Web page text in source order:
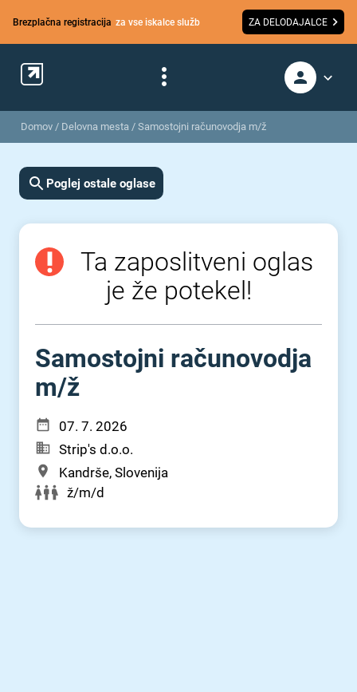
Brezplačna registracija za vse iskalce služb ZA DELODAJALCE
Domov / Delovna mesta / Samostojni računovodja m/ž
Poglej ostale oglase
Ta zaposlitveni oglas
je že potekel!
Samostojni računovodja
m⁠/⁠ž
07. 7. 2026
Strip's d.o.o.
Kandrše, Slovenija
ž/m/d